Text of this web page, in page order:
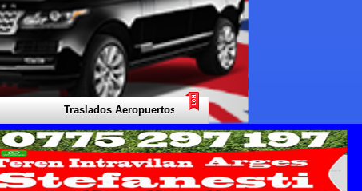
Traslados Aeropuertos Taxi - Su experto local para todo tipo de